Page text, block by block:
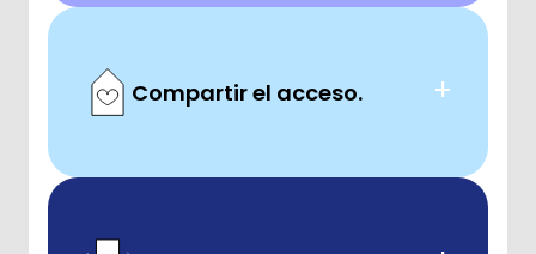
+
Compartir el acceso.